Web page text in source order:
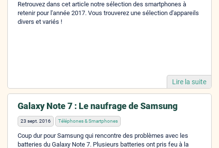
Retrouvez dans cet article notre sélection des smartphones à
retenir pour l'année 2017. Vous trouverez une sélection d'appareils
divers et variés !
Lire la suite
Galaxy Note 7 : Le naufrage de Samsung
23 sept. 2016 Téléphones & Smartphones
Coup dur pour Samsung qui rencontre des problèmes avec les
batteries du Galaxy Note 7. Plusieurs batteries ont pris feu à la